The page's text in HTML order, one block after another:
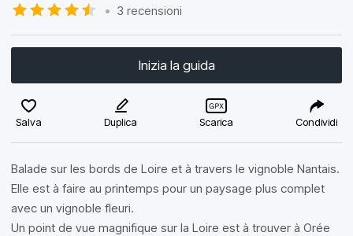
• 3 recensioni
Inizia la guida
Salva Duplica Scarica Condividi
Balade sur les bords de Loire et à travers le vignoble Nantais.
Elle est à faire au printemps pour un paysage plus complet
avec un vignoble fleuri.
Un point de vue magnifique sur la Loire est à trouver à Orée